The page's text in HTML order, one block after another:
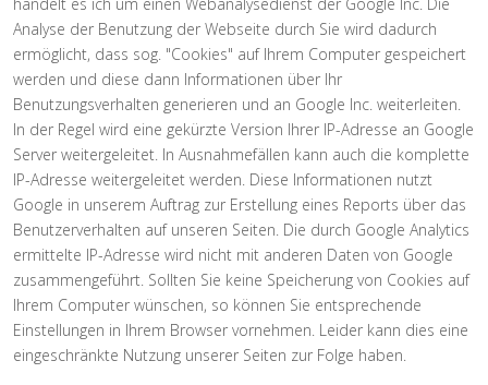
Analyse der Benutzung der Webseite durch Sie wird dadurch
ermöglicht, dass sog. "Cookies" auf Ihrem Computer gespeichert
werden und diese dann Informationen über Ihr
Benutzungsverhalten generieren und an Google Inc. weiterleiten.
In der Regel wird eine gekürzte Version Ihrer IP-Adresse an Google
Server weitergeleitet. In Ausnahmefällen kann auch die komplette
IP-Adresse weitergeleitet werden. Diese Informationen nutzt
Google in unserem Auftrag zur Erstellung eines Reports über das
Benutzerverhalten auf unseren Seiten. Die durch Google Analytics
ermittelte IP-Adresse wird nicht mit anderen Daten von Google
zusammengeführt. Sollten Sie keine Speicherung von Cookies auf
Ihrem Computer wünschen, so können Sie entsprechende
Einstellungen in Ihrem Browser vornehmen. Leider kann dies eine
eingeschränkte Nutzung unserer Seiten zur Folge haben.